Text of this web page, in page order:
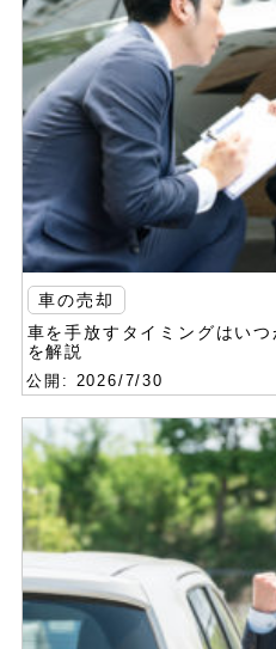
車の売却
車を手放すタイミングはい
を解説
公開: 2026/7/30